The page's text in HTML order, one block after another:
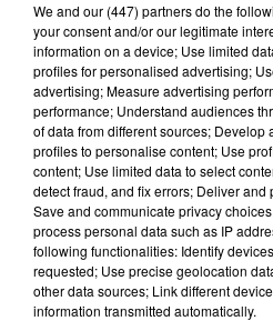
Hip-Hop News
7 août 2026
Moha MMZ
nouveau
7 août 2026
Tayc et Didi
dansant de
We and our (447) partnersdo the
your consent and/or our legitimate
information on a device; Use limited
profiles for personalised advertising;
advertising; Measure advertising
performance; Understand audiences
of data from different sources; Develop
profiles to personalise content; Use
content; Use limited data to select
detect fraud, and fix errors; Deliver
Save and communicate privacy
process personal data such as IP
following functionalities: Identify
requested; Use precise geolocation
other data sources; Link different
information transmitted automatically.